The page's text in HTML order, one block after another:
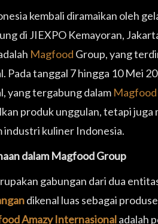
kembali diramaikan oleh
di JIEXPO Kemayoran,
Magfood Group, yang
Pada tanggal 7 hingga 10 Mei
yang tergabung dalam Magfood
produk unggulan, tetapi
industri kuliner Indonesia.
dalam Magfood Group
gabungan dari dua
dikenal luas sebagai
Amazy Internasionaladalah